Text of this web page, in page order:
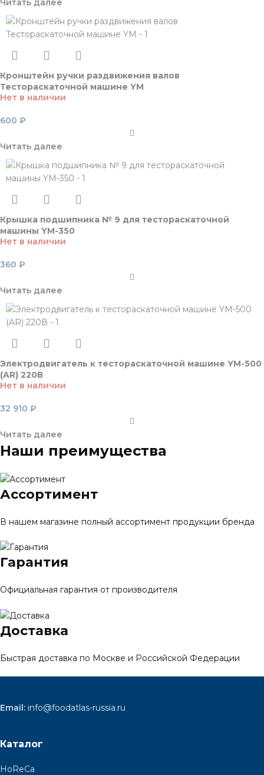
Читать далее
Кронштейн ручки раздвижения валов
Тестораскаточной машине YM
Нет в наличии
600 ₽
Читать далее
Крышка подшипника № 9 для тестораскаточной
машины YM-350
Нет в наличии
360 ₽
Читать далее
Электродвигатель к тестораскаточной машине YM-500
(AR) 220В
Нет в наличии
32 910 ₽
Читать далее
Наши преимущества
Ассортимент
В нашем магазине полный ассортимент продукции бренда
Гарантия
Официальная гарантия от производителя
Доставка
Быстрая доставка по Москве и Российской Федерации
Email: info@foodatlas-russia.ru
Каталог
HoReCa